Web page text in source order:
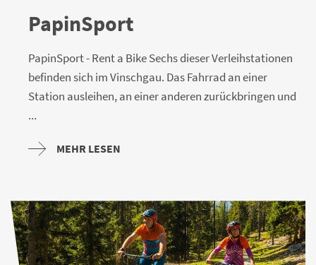
PapinSport
PapinSport - Rent a Bike Sechs dieser Verleihstationen
befinden sich im Vinschgau. Das Fahrrad an einer
Station ausleihen, an einer anderen zurückbringen und
...
MEHR LESEN